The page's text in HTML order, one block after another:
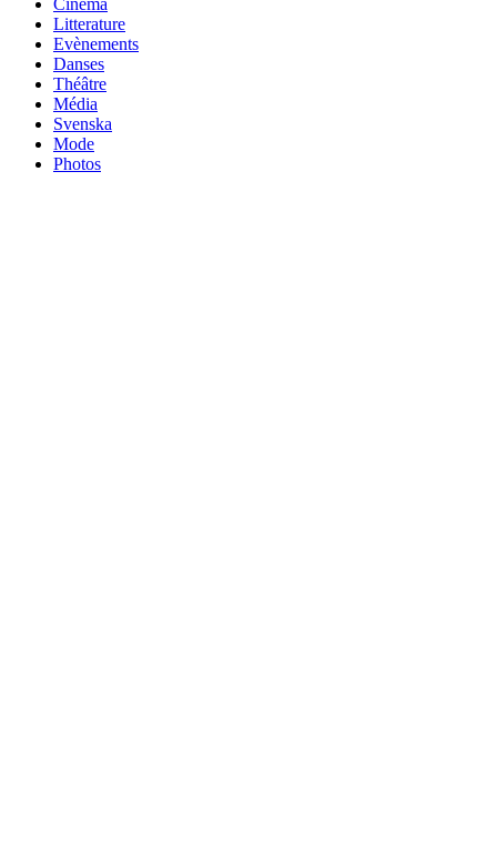
Cinéma
Litterature
Evènements
Danses
Théâtre
Média
Svenska
Mode
Photos